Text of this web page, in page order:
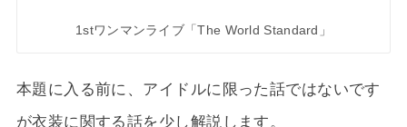
1stワンマンライブ「The World Standard」
本題に入る前に、アイドルに限った話ではないです
が衣装に関する話を少し解説します。